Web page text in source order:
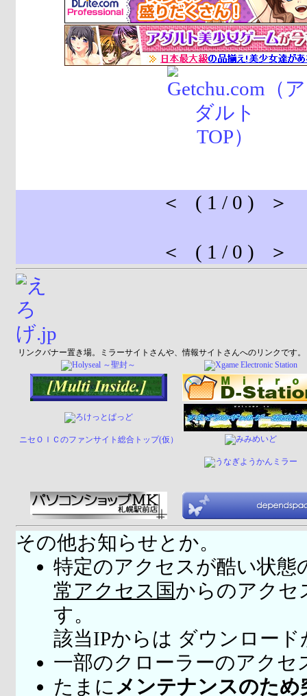
＜ ( 1 / 0 ) ＞
＜ ( 1 / 0 ) ＞
リンクバナー置き場。ミラーサイトさんや、情報サイトさんへのリンクです。
ニセＯＩＣのファンサイト総合トップ(仮）
その他お知らせとか。
特定のアクセスが酷い状態
常アクセス国からのアクセ
す。
該当IPからは ダウンロー
一部のクローラーのアクセ
たまに メンテナンスのため